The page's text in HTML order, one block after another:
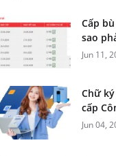
Cấp
sao
Jun 11,
Chữ
cấp
Jun 04,